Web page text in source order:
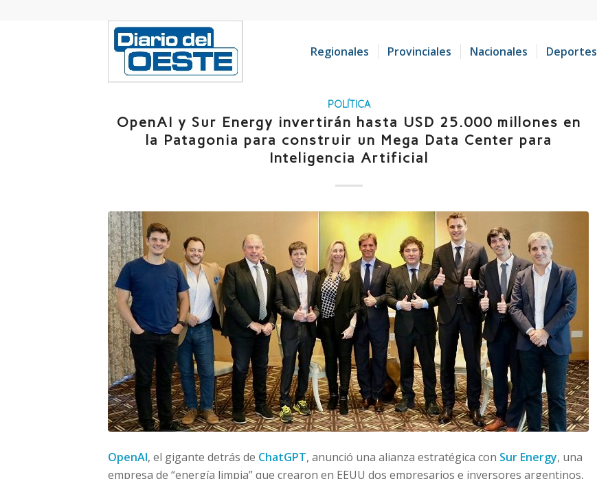
Regionales Provinciales Nacionales Deportes
POLÍTICA
OpenAI y Sur Energy invertirán hasta USD 25.000 millones en
la Patagonia para construir un Mega Data Center para
Inteligencia Artificial
OpenAI, el gigante detrás de ChatGPT, anunció una alianza estratégica con Sur Energy, una
empresa de “energía limpia” que crearon en EEUU dos empresarios e inversores argentinos,